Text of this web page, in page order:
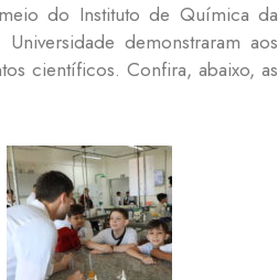
do Instituto de Química da
demonstraram aos
científicos. Confira, abaixo, as